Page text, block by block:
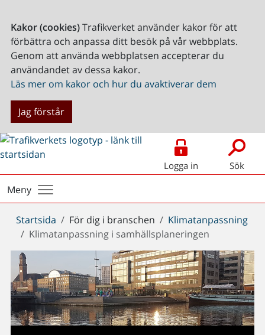
Kakor (cookies)Trafikverket använder kakor för att
förbättra och anpassa ditt besök på vår webbplats.
Genom att använda webbplatsen accepterar du
användandet av dessa kakor.
Läs mer om kakor och hur du avaktiverar dem
Jag förstår
Logga in Sök
Meny
Du
är
här:
Startsida För dig i branschen
Klimatanpassning
Klimatanpassning i samhällsplaneringen